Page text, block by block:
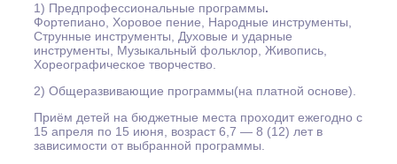
1) Предпрофессиональные программы.
Фортепиано, Хоровое пение, Народные инструменты,
Струнные инструменты, Духовые и ударные
инструменты, Музыкальный фольклор, Живопись,
Хореографическое творчество.
2) Общеразвивающие программы(на платной основе).
Приём детей на бюджетные места проходит ежегодно с
15 апреля по 15 июня, возраст 6,7 — 8 (12) лет в
зависимости от выбранной программы.